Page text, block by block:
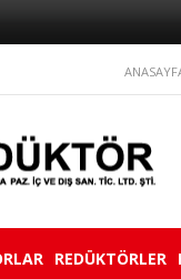
REDÜKTÖRLER